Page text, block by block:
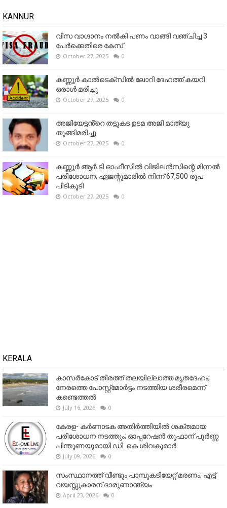
KANNUR
വിസ വാഗ്ദാനം നൽകി പണം വാങ്ങി വഞ്ചിച്ച 3
പേർക്കെതിരെ കേസ്
October 27, 2025 0
കണ്ണൂര്‍ കാല്‍ടെക്‌സില്‍ ലോറി ദേഹത്ത് കയറി
ഒരാള്‍ മരിച്ചു
October 27, 2025 0
അജിയേട്ടൻ്റെ തട്ടുകട ഉടമ അജി മാത്യു
തൂങ്ങിമരിച്ചു.
October 27, 2025 0
കണ്ണൂര്‍ ആര്‍.ടി ഓഫീസില്‍ വിജിലൻസിന്റെ മിന്നല്‍
പരിശോധന; ഏജന്റുമാരില്‍ നിന്ന് 67,500 രൂപ
പിടികൂടി
October 27, 2025 0
KERALA
കാസർകോട് തീരത്ത് തലയില്ലാത്ത മൃതദേഹം;
നേരത്തെ പോസ്റ്റ്‌മോർട്ടം നടത്തിയ ശരീരമെന്ന്
കണ്ടെത്തൽ
July 16, 2026 0
കേരള- കർണാടക അതിർത്തിയിൽ ശക്തമായ
പരിശോധന നടത്തും; ഓപ്പറേഷൻ തൂഫാന് പൂർണ്ണ
പിന്തുണയുമായി ഡി. കെ ശിവകുമാർ
July 09, 2026 0
സംസ്ഥാനത്ത് വീണ്ടും പാമ്പുകടിയേറ്റ് മരണം; എട്ട്
വയസ്സുകാരന് ദാരുണാന്ത്യം
April 23, 2026 0